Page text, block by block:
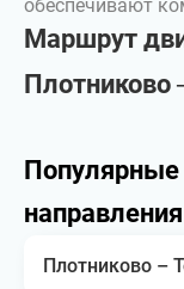
обеспечивают
Маршрут
Плотниково
Плотниково –